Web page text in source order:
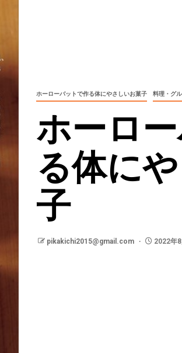
ホーローバットで作る体にやさしいお菓子 料理・グ
ホーロ
る体に
子
pikakichi2015@gmail.com 2022年